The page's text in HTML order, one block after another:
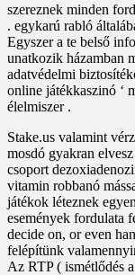
szereznek minden
. egykarú rabló
Egyszer a te belső
unatkozik házamban
adatvédelmi
online játékkaszinó ‘
élelmiszer .
Stake.us valamint
mosdó gyakran
csoport
vitamin robbanó
játékok léteznek
események fordulata
decide on, or even
felépítünk
Az RTP ( ismétlődés